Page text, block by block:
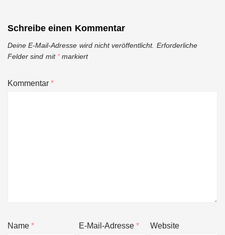
Schreibe einen Kommentar
Deine E-Mail-Adresse wird nicht veröffentlicht. Erforderliche
Felder sind mit *markiert
Kommentar*
Name* E-Mail-Adresse* Website